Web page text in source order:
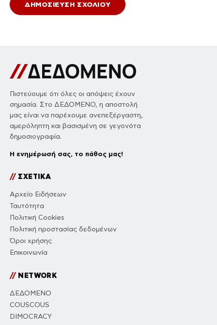
Πιστεύουμε ότι όλες οι απόψεις έχουν
σημασία. Στο ΔΕΔΟΜΕΝΟ, η αποστολή
μας είναι να παρέχουμε ανεπεξέργαστη,
αμερόληπτη και βασισμένη σε γεγονότα
δημοσιογραφία.
Η ενημέρωσή σας, το πάθος μας!
//ΣΧΕΤΙΚΑ
Αρχείο Ειδήσεων
Ταυτότητα
Πολιτική Cookies
Πολιτική προστασίας δεδομένων
Όροι χρήσης
Επικοινωνία
//NETWORK
ΔΕΔΟΜΕΝΟ
COUSCOUS
DIMOCRACY